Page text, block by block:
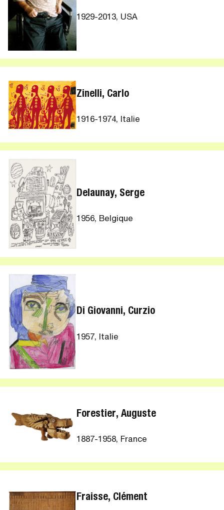
1929-2013, USA
Zinelli, Carlo
1916-1974, Italie
Delaunay, Serge
1956, Belgique
Di Giovanni, Curzio
1957, Italie
Forestier, Auguste
1887-1958, France
Fraisse, Clément